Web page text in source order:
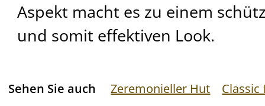
Aspekt macht es zu einem
und somit effektiven Look.
Sehen Sie auch Zeremonieller Hut Classic